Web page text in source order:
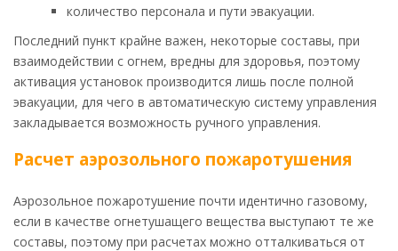
количество персонала и пути эвакуации.
Последний пункт крайне важен, некоторые составы, при
взаимодействии с огнем, вредны для здоровья, поэтому
активация установок производится лишь после полной
эвакуации, для чего в автоматическую систему управления
закладывается возможность ручного управления.
Расчет аэрозольного пожаротушения
Аэрозольное пожаротушение почти идентично газовому,
если в качестве огнетушащего вещества выступают те же
составы, поэтому при расчетах можно отталкиваться от